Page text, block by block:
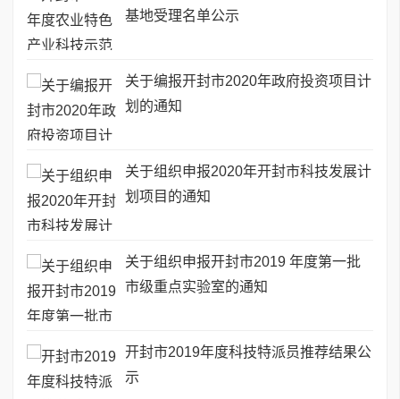
基地受理名单公示
关于编报开封市2020年政府投资项目计
划的通知
关于组织申报2020年开封市科技发展计
划项目的通知
关于组织申报开封市2019 年度第一批
市级重点实验室的通知
开封市2019年度科技特派员推荐结果公
示